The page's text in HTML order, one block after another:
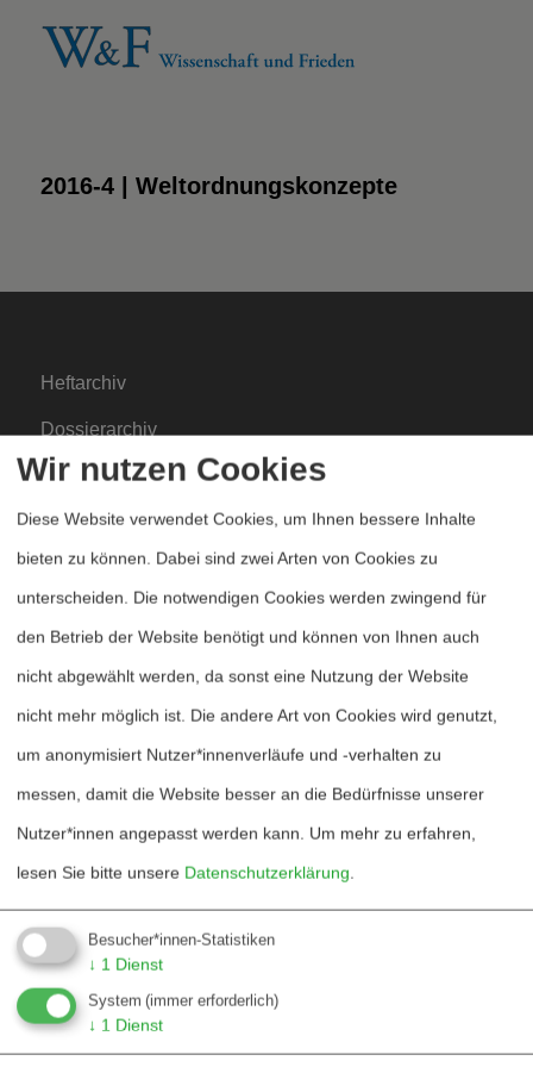
2016-4 | Weltordnungskonzepte
Heftarchiv
Dossierarchiv
Blog
Bestellen
Fördern
Kontakt
Mediadaten
Hinweise für Autor*innen
Hinweise für Dossiers
Über W&F
Wir nutzen Cookies
Diese Website verwendet Cookies, um Ihnen bessere Inhalte
bieten zu können. Dabei sind zwei Arten von Cookies zu
unterscheiden. Die notwendigen Cookies werden zwingend für
den Betrieb der Website benötigt und können von Ihnen auch
nicht abgewählt werden, da sonst eine Nutzung der Website
nicht mehr möglich ist. Die andere Art von Cookies wird genutzt,
um anonymisiert Nutzer*innenverläufe und -verhalten zu
messen, damit die Website besser an die Bedürfnisse unserer
Nutzer*innen angepasst werden kann. Um mehr zu erfahren,
lesen Sie bitte unsere Datenschutzerklärung.
Besucher*innen-Statistiken
↓ 1 Dienst
System (immer erforderlich)
↓ 1 Dienst